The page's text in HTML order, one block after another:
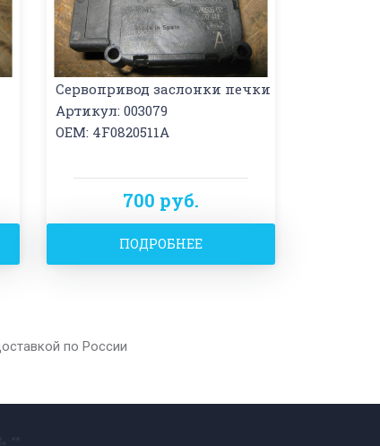
Сервопривод заслонки печки
Артикул: 003079
OEM: 4F0820511A
700 руб.
ПОДРОБНЕЕ
по России